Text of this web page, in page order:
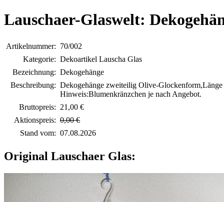
Lauschaer-Glaswelt:
Artikelnummer: 70/002
Kategorie: Dekoartikel Lauscha Glas
Bezeichnung: Dekogehänge
Beschreibung: Dekogehänge zweiteilig Olive-Glockenform,Länge
Hinweis:Blumenkränzchen je nach Angebot.
Bruttopreis: 21,00 €
Aktionspreis: 0,00 €
Stand vom: 07.08.2026
Original Lauschaer Glas: